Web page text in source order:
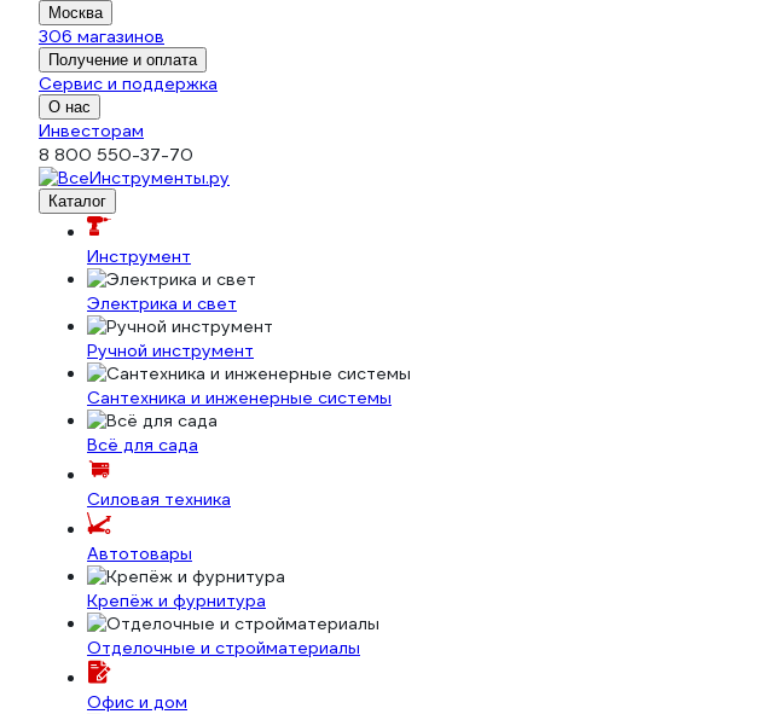
Москва
306 магазинов
Получение и оплата
Сервис и поддержка
О нас
Инвесторам
8 800 550-37-70
Каталог
Инструмент
Электрика и свет
Ручной инструмент
Сантехника и инженерные системы
Всё для сада
Силовая техника
Автотовары
Крепёж и фурнитура
Отделочные и стройматериалы
Офис и дом